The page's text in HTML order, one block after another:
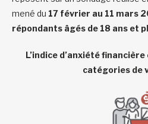
mené du 17 février au 11 mars
répondants âgés de 18 ans et
L’indice d’anxiété
catégories de